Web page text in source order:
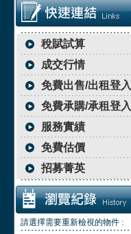
稅賦試算
成交行情
免費出售/出租登入
免費承購/承租登入
服務實績
免費估價
招募菁英
請選擇需要重新檢視的物件 :